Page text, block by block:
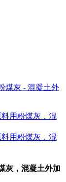
灰，混凝土外加